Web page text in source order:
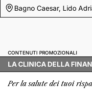
Bagno Caesar, Lido
CONTENUTI PROMOZIONALI
LA CLINICA DELLA
Per la salute dei tuoi